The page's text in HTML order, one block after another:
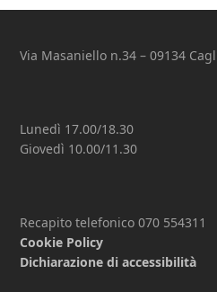
post:
Via Masaniello n.34 – 09134
Lunedì 17.00/18.30
Giovedì 10.00/11.30
Recapito telefonico 070 554311
Cookie Policy
Dichiarazione di accessibilità